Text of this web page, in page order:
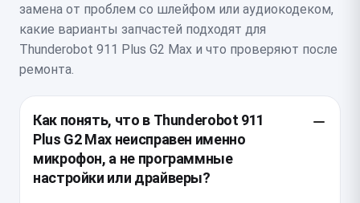
замена от проблем со шлейфом или аудиокодеком,
какие варианты запчастей подходят для
Thunderobot 911 Plus G2 Max и что проверяют после
ремонта.
Как понять, что в Thunderobot 911
Plus G2 Max неисправен именно
микрофон, а не программные
настройки или драйверы?